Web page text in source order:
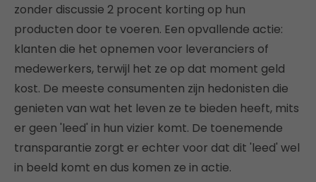
zonder discussie 2 procent korting op hun
producten door te voeren. Een opvallende actie:
klanten die het opnemen voor leveranciers of
medewerkers, terwijl het ze op dat moment geld
kost. De meeste consumenten zijn hedonisten die
genieten van wat het leven ze te bieden heeft, mits
er geen 'leed' in hun vizier komt. De toenemende
transparantie zorgt er echter voor dat dit 'leed' wel
in beeld komt en dus komen ze in actie.